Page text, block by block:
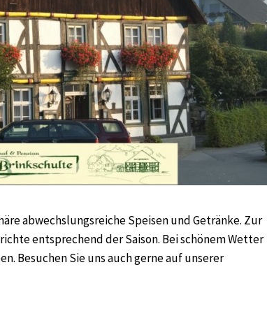
abwechslungsreiche Speisen und Getränke. Zur
entsprechend der Saison. Bei schönem Wetter
Besuchen Sie uns auch gerne auf unserer